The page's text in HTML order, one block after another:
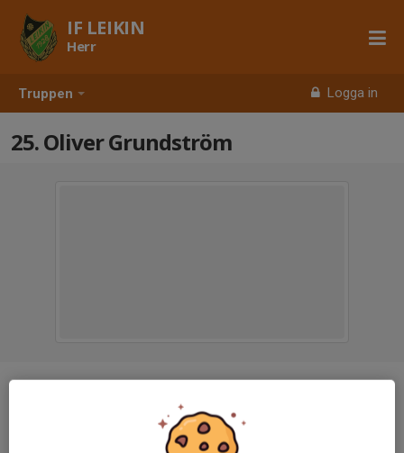
Truppen Logga in
IF LEIKIN
Herr
25. Oliver Grundström
23 år